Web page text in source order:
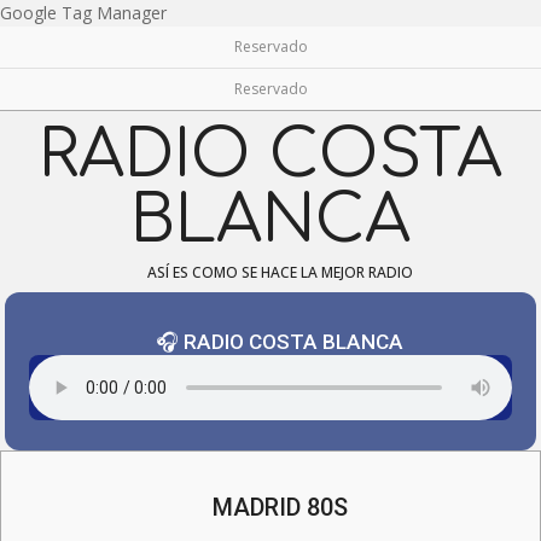
Google Tag ManagerSkip
content
Reservado
Reservado
RADIO COSTA
BLANCA
ASÍ ES COMO SE HACE LA MEJOR RADIO
🎧 RADIO COSTA BLANCA
MADRID 80S